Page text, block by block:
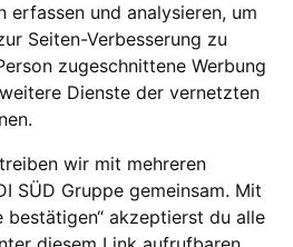
erfassen und analysieren, um
Seiten-Verbesserung zu
zugeschnittene Werbung
Dienste der vernetzten
wir mit mehreren
SÜD Gruppe gemeinsam. Mit
bestätigen“ akzeptierst du alle